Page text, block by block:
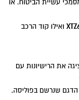
עשיית הביטוח. או
ואילו קוד הרכב
את הרישיונות עם
שנרשם בפוליסה.